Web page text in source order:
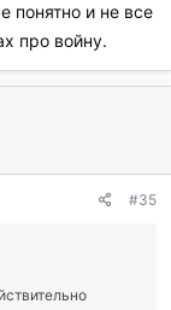
понятно и не все
про войну.
#35